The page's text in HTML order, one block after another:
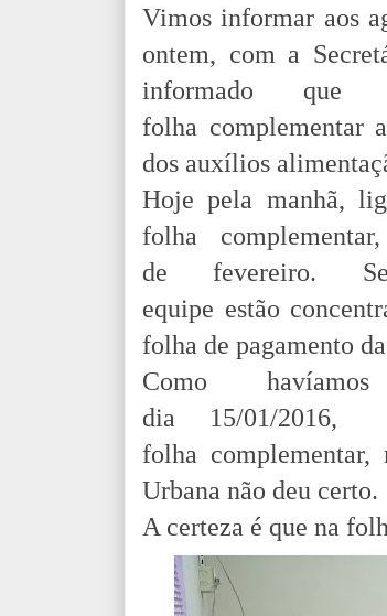
Vimos informar aos
ontem, com a
informado que
folha complementar
dos auxílios
Hoje pela manhã,
folha
de fevereiro.
equipe estão
folha de pagamento
Como
dia 15/01/2016,
folha
Urbana não deu certo.
A certeza é que na